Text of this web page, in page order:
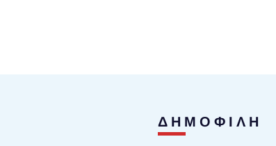
ΔΗΜΟΦΙΛΗ